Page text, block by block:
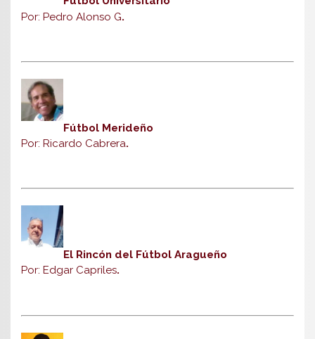
Por: Pedro Alonso G.
Fútbol Merideño
Por: Ricardo Cabrera.
El Rincón del Fútbol Aragueño
Por: Edgar Capriles.